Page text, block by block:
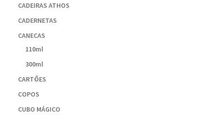
CADEIRAS ATHOS
CADERNETAS
CANECAS
110ml
300ml
CARTÕES
COPOS
CUBO MÁGICO